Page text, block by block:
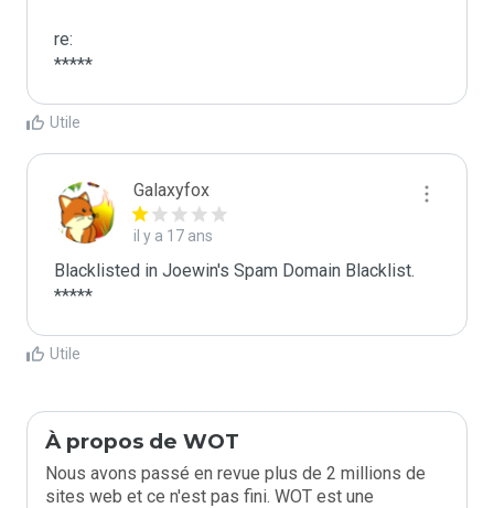
re:
*****
Utile
Galaxyfox
il y a 17 ans
Blacklisted in Joewin's Spam Domain Blacklist.
*****
Utile
À propos de WOT
Nous avons passé en revue plus de 2 millions de
sites web et ce n'est pas fini. WOT est une